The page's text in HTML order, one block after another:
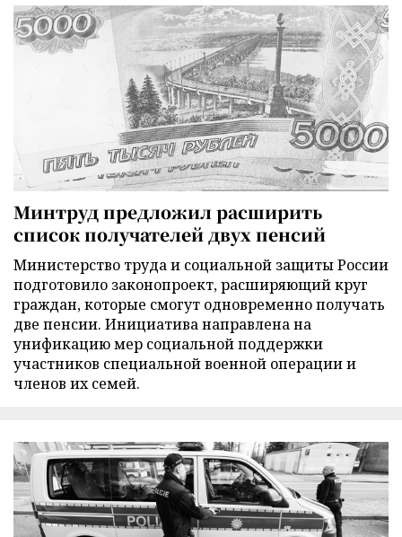
Минтруд предложил расширить
список получателей двух пенсий
Министерство труда и социальной защиты России
подготовило законопроект, расширяющий круг
граждан, которые смогут одновременно получать
две пенсии. Инициатива направлена на
унификацию мер социальной поддержки
участников специальной военной операции и
членов их семей.